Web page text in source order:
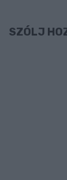
SZÓLJ